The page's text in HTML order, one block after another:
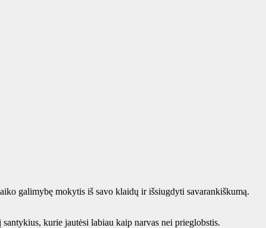
galimybę mokytis iš savo klaidų ir išsiugdyti savarankiškumą.
kurie jautėsi labiau kaip narvas nei prieglobstis.